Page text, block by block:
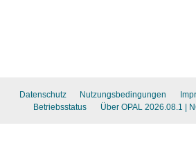
Datenschutz Nutzungsbedingungen
Betriebsstatus
Über OPAL 2026.08.1 |